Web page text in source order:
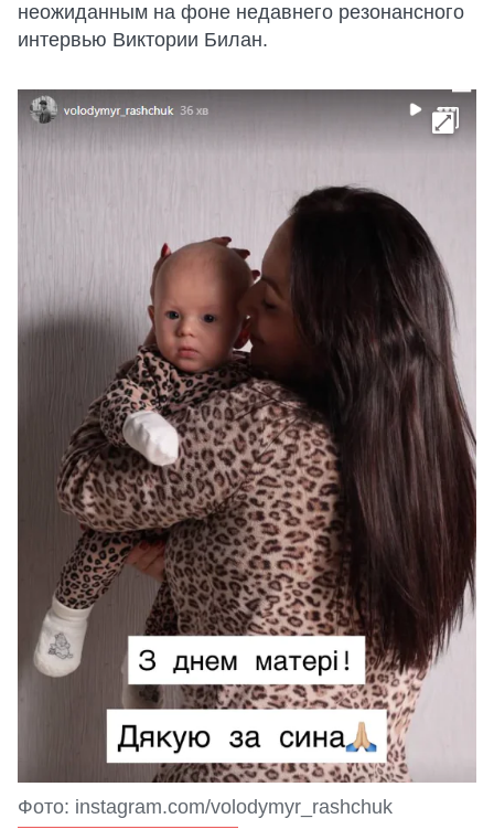
неожиданным на фоне недавнего резонансного
интервью Виктории Билан.
Фото: instagram.com/volodymyr_rashchuk